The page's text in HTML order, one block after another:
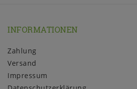
INFORMATIONEN
Zahlung
Versand
Impressum